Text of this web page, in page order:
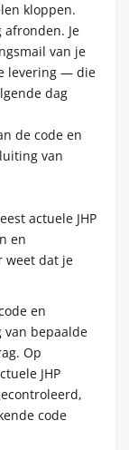
kloppen.
afronden. Je
van je
levering — die
dag
de code en
van
actuele JHP
en
weet dat je
en
van bepaalde
Op
JHP
code